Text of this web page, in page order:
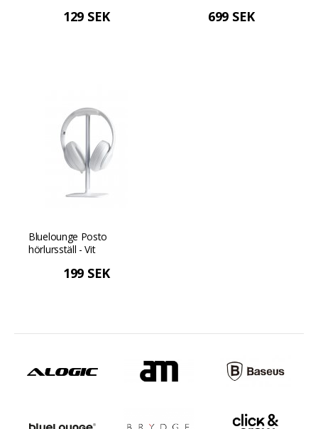
129 SEK 699 SEK
Bluelounge Posto
hörlursställ - Vit
199 SEK